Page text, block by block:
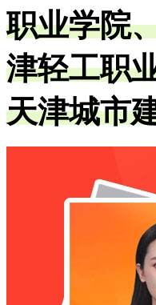
职业学院
津轻工职
天津城市